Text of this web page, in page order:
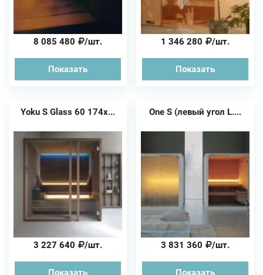
8 085 480 /шт.
Показать
1 346 280 /шт.
Показать
Yoku S Glass 60 174x...
3 227 640 /шт.
Показать
One S (левый угол L....
3 831 360 /шт.
Показать